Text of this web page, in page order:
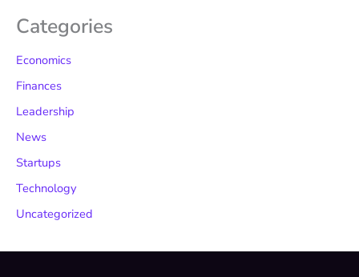
Categories
Economics
Finances
Leadership
News
Startups
Technology
Uncategorized